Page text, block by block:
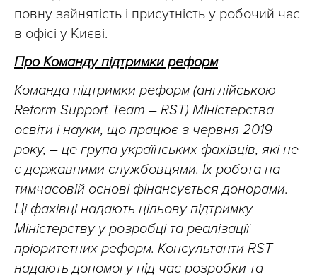
повну зайнятість і присутність у робочий час
в офісі у Києві.
Про Команду підтримки реформ
Команда підтримки реформ (англійською
Reform Support Team – RST) Міністерства
освіти і науки, що працює з червня 2019
року, – це група українських фахівців, які не
є державними службовцями. Їх робота на
тимчасовій основі фінансується донорами.
Ці фахівці надають цільову підтримку
Міністерству у розробці та реалізації
пріоритетних реформ. Консультанти RST
надають допомогу під час розробки та